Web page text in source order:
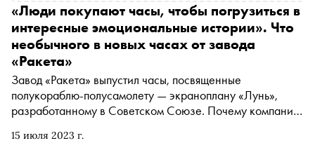
15 июля 2023 г.
«Люди покупают часы, чтобы погрузиться в
интересные эмоциональные истории». Что
необычного в новых часах от завода
«Ракета»
Завод «Ракета» выпустил часы, посвященные
полукораблю-полусамолету — экраноплану «Лунь»,
разработанному в Советском Союзе. Почему компания
устройстве — рассказываем в материале